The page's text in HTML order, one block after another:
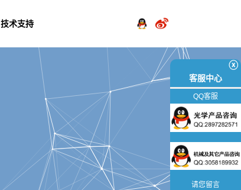
技术支持
ⓧ
客服中心
QQ客服
请您留言